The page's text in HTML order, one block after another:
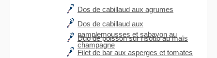
Dos de cabillaud aux agrumes
Dos de cabillaud aux
pamplemousses et sabayon au
champagne
Duo de poisson sur risotto au maïs
Filet de bar aux asperges et tomates